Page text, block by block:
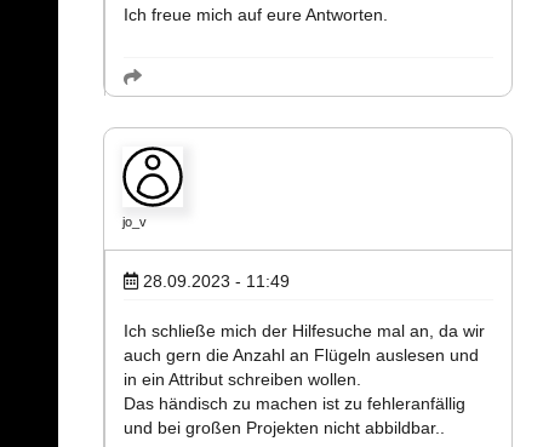
Ich freue mich auf eure Antworten.
jo_v
28.09.2023 - 11:49
Ich schließe mich der Hilfesuche mal an, da wir
auch gern die Anzahl an Flügeln auslesen und
in ein Attribut schreiben wollen.
Das händisch zu machen ist zu fehleranfällig
und bei großen Projekten nicht abbildbar..